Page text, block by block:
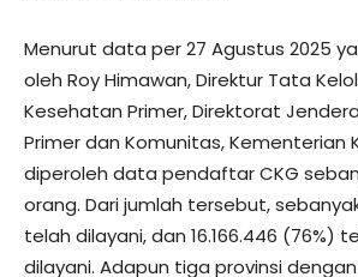
Menurut data per 27 Agustus 2025
oleh Roy Himawan, Direktur Tata
Kesehatan Primer, Direktorat
Primer dan Komunitas, Kementerian
diperoleh data pendaftar CKG
orang. Dari jumlah tersebut,
telah dilayani, dan 16.166.446 (76%)
dilayani. Adapun tiga provinsi